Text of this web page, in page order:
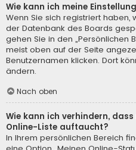
Wie kann ich meine
Wenn Sie sich registriert haben,
der Datenbank des Boards
gehen Sie in den „Persönlichen
meist oben auf der Seite
Benutzernamen klicken. Dort
ändern.
Nach oben
Wie kann ich verhindern,
Online-Liste auftaucht?
In Ihrem persönlichen Bereich